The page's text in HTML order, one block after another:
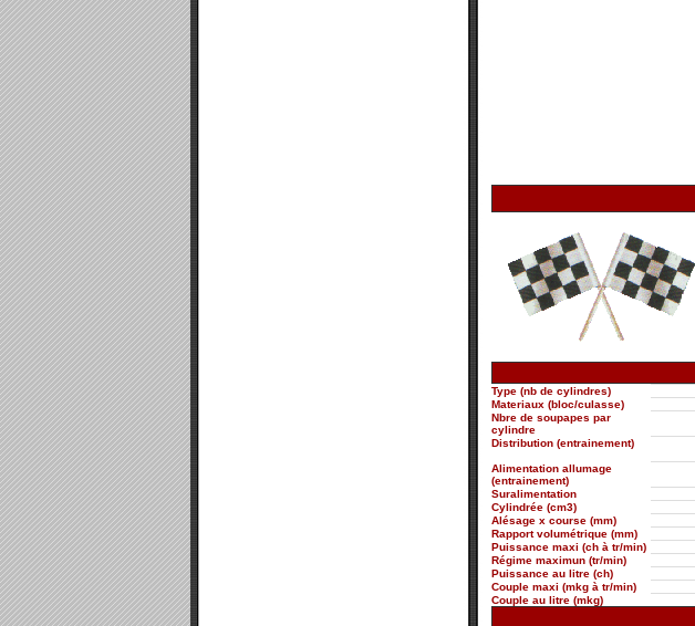
Type (nb de cylindres)
Materiaux (bloc/culasse)
Nbre de soupapes par
cylindre
Distribution (entrainement)
Alimentation allumage
(entrainement)
Suralimentation
Cylindrée (cm3)
Alésage x course (mm)
Rapport volumétrique (mm)
Puissance maxi (ch à tr/min)
Régime maximun (tr/min)
Puissance au litre (ch)
Couple maxi (mkg à tr/min)
Couple au litre (mkg)